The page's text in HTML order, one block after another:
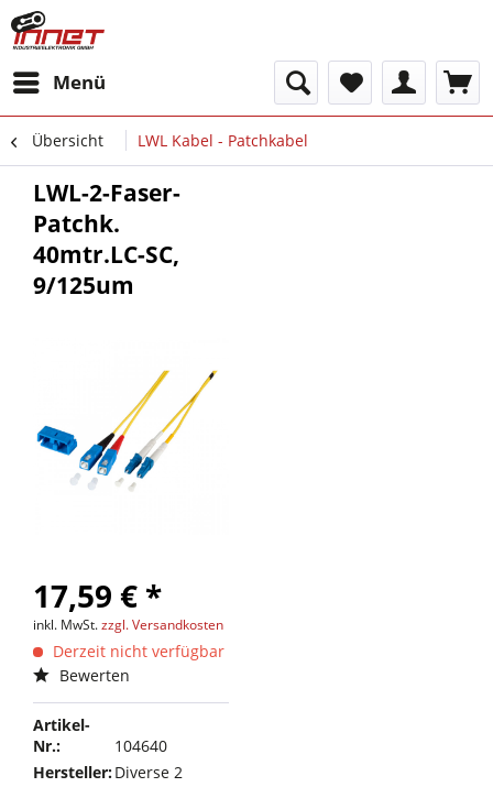
Menü
Übersicht LWL Kabel - Patchkabel
LWL-2-Faser-
Patchk.
40mtr.LC-SC,
9/125um
17,59 € *
inkl. MwSt.zzgl. Versandkosten
Derzeit nicht verfügbar
Bewerten
Artikel-
Nr.:
104640
Hersteller:Diverse 2